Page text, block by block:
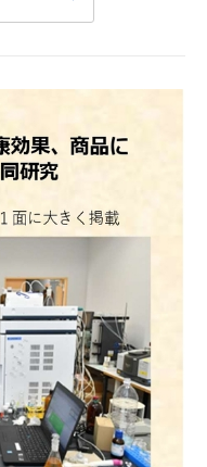
このたび、琥珀バイオテクノロジー株式会社が「IG-SBC JAPAN 2024」において優秀賞を受賞しましたことをお知らせいたします。
価されたと受け止めております。
してまいります。
願い申し上げます。